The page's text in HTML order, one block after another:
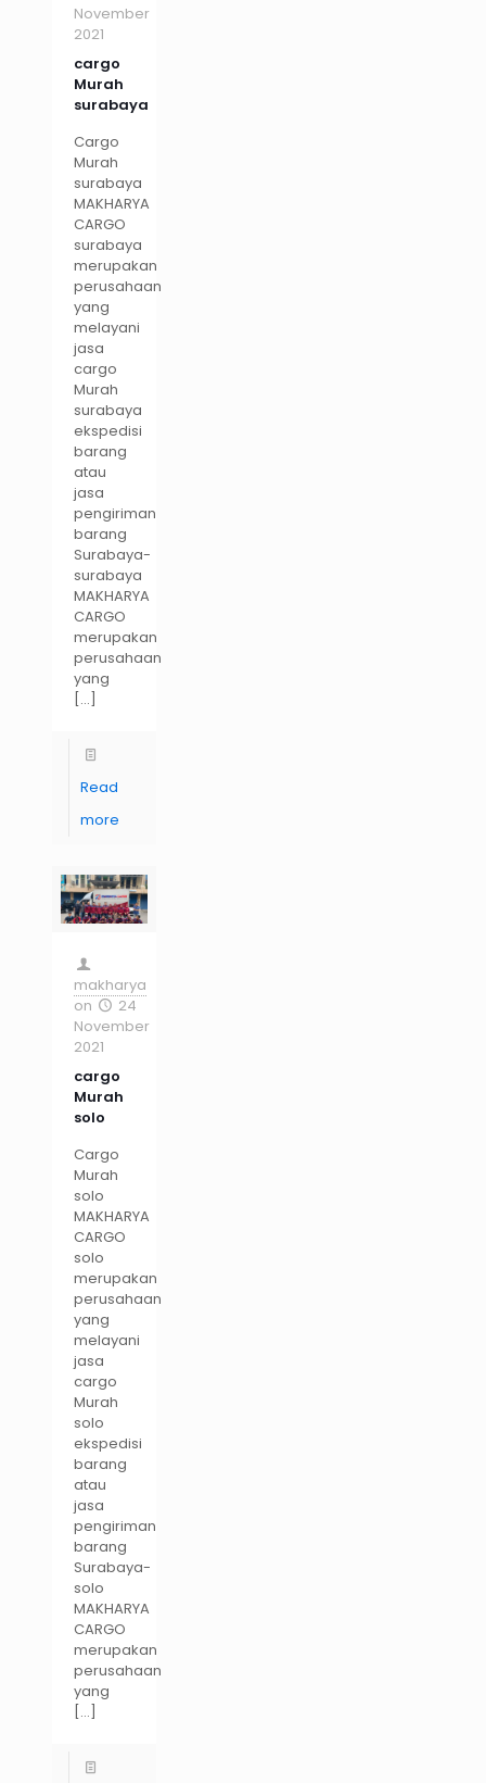
November
2021
cargo
Murah
surabaya
Cargo
Murah
surabaya
MAKHARYA
CARGO
surabaya
merupakan
perusahaan
yang
melayani
jasa
cargo
Murah
surabaya
ekspedisi
barang
atau
jasa
pengiriman
barang
Surabaya-
surabaya
MAKHARYA
CARGO
merupakan
perusahaan
yang
[…]
Read
more
makharya
on
24
November
2021
cargo
Murah
solo
Cargo
Murah
solo
MAKHARYA
CARGO
solo
merupakan
perusahaan
yang
melayani
jasa
cargo
Murah
solo
ekspedisi
barang
atau
jasa
pengiriman
barang
Surabaya-
solo
MAKHARYA
CARGO
merupakan
perusahaan
yang
[…]